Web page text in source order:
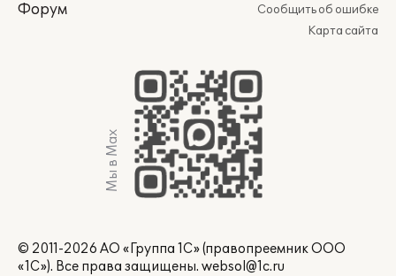
Форум
Сообщить об ошибке
Карта сайта
Мы в Max
© 2011-2026 АО «Группа 1С» (правопреемник ООО
«1С»). Все права защищены. websol@1c.ru